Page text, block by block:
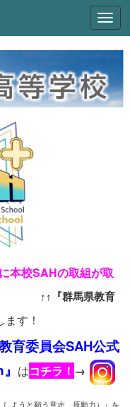
に本校SAHの取組が取
↑↑『群馬県教育
ます！
育委員会SAH公式
はコチラ！ →
しようと願う意志、原動力）』を